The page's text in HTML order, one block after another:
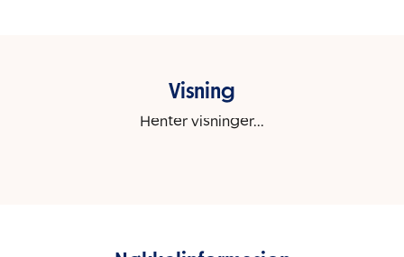
Visning
Henter visninger...